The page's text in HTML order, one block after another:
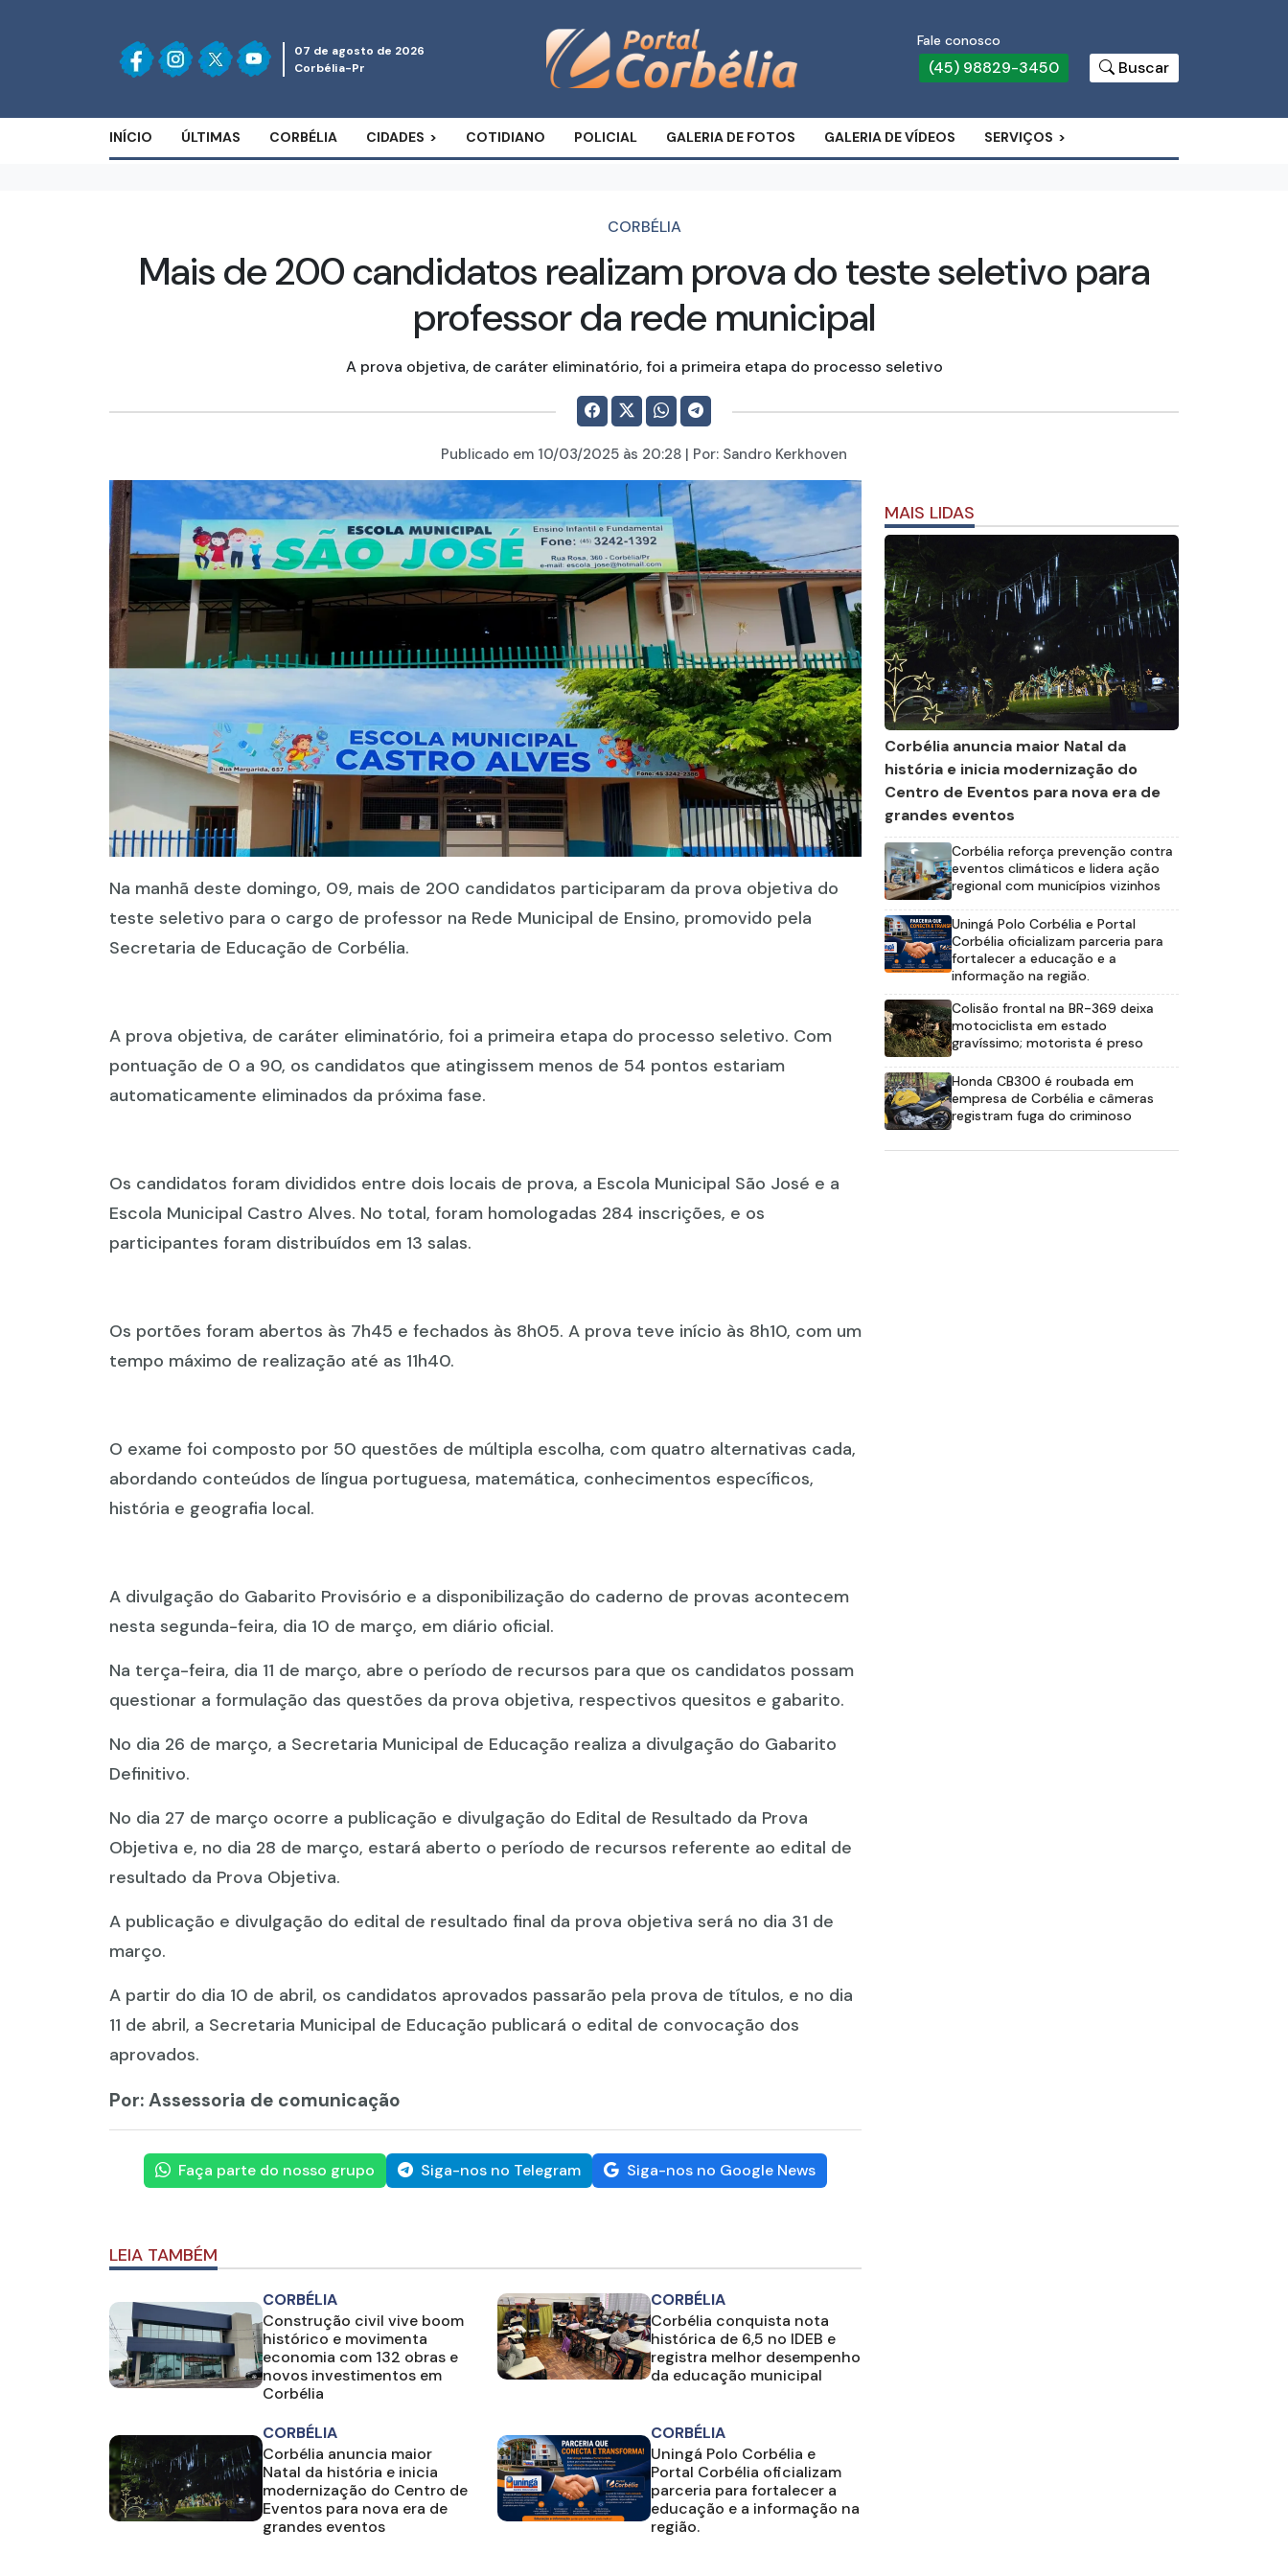
07 de agosto de 2026
Corbélia-Pr
Fale conosco
(45) 98829-3450 Buscar
INÍCIO ÚLTIMAS CORBÉLIA CIDADES COTIDIANO POLICIAL GALERIA DE FOTOS GALERIA DE VÍDEOS SERVIÇOS
CORBÉLIA
Mais de 200 candidatos realizam prova do teste seletivo para
professor da rede municipal
A prova objetiva, de caráter eliminatório, foi a primeira etapa do processo seletivo
Publicado em 10/03/2025 às 20:28 | Por: Sandro Kerkhoven
Na manhã deste domingo, 09, mais de 200 candidatos participaram da prova objetiva do
teste seletivo para o cargo de professor na Rede Municipal de Ensino, promovido pela
Secretaria de Educação de Corbélia.
A prova objetiva, de caráter eliminatório, foi a primeira etapa do processo seletivo. Com
pontuação de 0 a 90, os candidatos que atingissem menos de 54 pontos estariam
automaticamente eliminados da próxima fase.
Os candidatos foram divididos entre dois locais de prova, a Escola Municipal São José e a
Escola Municipal Castro Alves. No total, foram homologadas 284 inscrições, e os
participantes foram distribuídos em 13 salas.
Os portões foram abertos às 7h45 e fechados às 8h05. A prova teve início às 8h10, com um
tempo máximo de realização até as 11h40.
O exame foi composto por 50 questões de múltipla escolha, com quatro alternativas cada,
abordando conteúdos de língua portuguesa, matemática, conhecimentos específicos,
história e geografia local.
A divulgação do Gabarito Provisório e a disponibilização do caderno de provas acontecem
nesta segunda-feira, dia 10 de março, em diário oficial.
Na terça-feira, dia 11 de março, abre o período de recursos para que os candidatos possam
questionar a formulação das questões da prova objetiva, respectivos quesitos e gabarito.
No dia 26 de março, a Secretaria Municipal de Educação realiza a divulgação do Gabarito
Definitivo.
No dia 27 de março ocorre a publicação e divulgação do Edital de Resultado da Prova
Objetiva e, no dia 28 de março, estará aberto o período de recursos referente ao edital de
resultado da Prova Objetiva.
A publicação e divulgação do edital de resultado final da prova objetiva será no dia 31 de
março.
A partir do dia 10 de abril, os candidatos aprovados passarão pela prova de títulos, e no dia
11 de abril, a Secretaria Municipal de Educação publicará o edital de convocação dos
aprovados.
Por: Assessoria de comunicação
Faça parte do nosso grupo Siga-nos no Telegram Siga-nos no Google News
LEIA TAMBÉM
CORBÉLIA
Construção civil vive boom
histórico e movimenta
economia com 132 obras e
novos investimentos em
Corbélia
CORBÉLIA
Corbélia conquista nota
histórica de 6,5 no IDEB e
registra melhor desempenho
da educação municipal
CORBÉLIA
Corbélia anuncia maior
Natal da história e inicia
modernização do Centro de
Eventos para nova era de
grandes eventos
CORBÉLIA
Uningá Polo Corbélia e
Portal Corbélia oficializam
parceria para fortalecer a
educação e a informação na
região.
MAIS LIDAS
Corbélia anuncia maior Natal da
história e inicia modernização do
Centro de Eventos para nova era de
grandes eventos
Corbélia reforça prevenção contra
eventos climáticos e lidera ação
regional com municípios vizinhos
Uningá Polo Corbélia e Portal
Corbélia oficializam parceria para
fortalecer a educação e a
informação na região.
Colisão frontal na BR-369 deixa
motociclista em estado
gravíssimo; motorista é preso
Honda CB300 é roubada em
empresa de Corbélia e câmeras
registram fuga do criminoso